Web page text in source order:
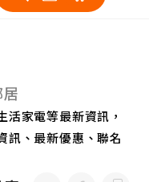
情 >>> 點我立即
情 >>> 點我立即
家電等最新資訊，
訊、最新優惠、聯名